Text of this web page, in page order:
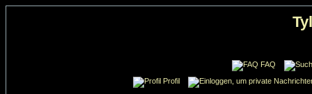
FAQ
Profil